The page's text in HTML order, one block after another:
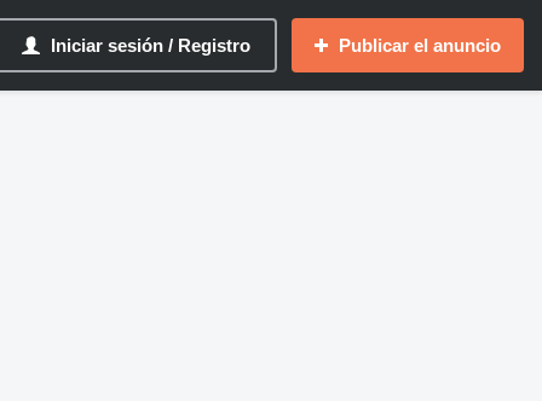
Iniciar sesión / Registro Publicar el anuncio